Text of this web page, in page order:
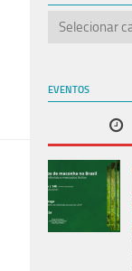
Categorias
EVENTOS